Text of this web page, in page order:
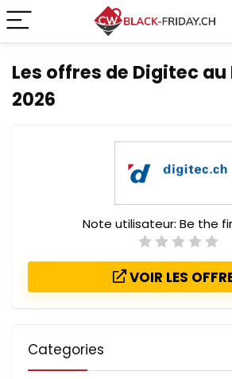
Les offres de Digitec
2026
Note utilisateur: Be the
VOIR LES
Categories